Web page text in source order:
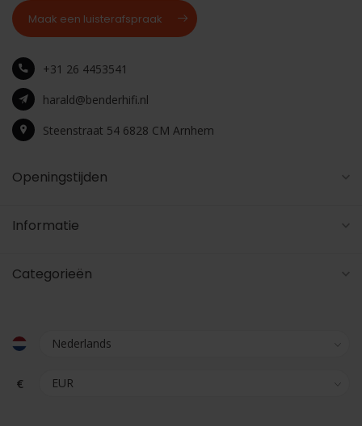
Maak een luisterafspraak
+31 26 4453541
harald@benderhifi.nl
Steenstraat 54 6828 CM Arnhem
Openingstijden
Informatie
Categorieën
€